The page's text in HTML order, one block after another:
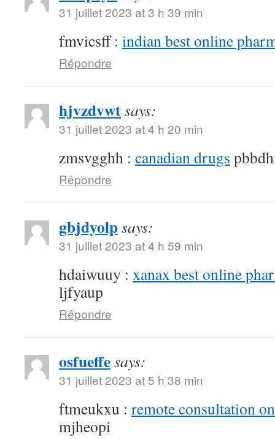
31 juillet 2023 at 3 h 39 min
fmvicsff : indian best online
Répondre
hjvzdvwtsays:
31 juillet 2023 at 4 h 20 min
zmsvgghh : canadian drugs
Répondre
gbjdyolpsays:
31 juillet 2023 at 4 h 59 min
hdaiwuuy : xanax best online
ljfyaup
Répondre
osfueffesays:
31 juillet 2023 at 5 h 38 min
ftmeukxu : remote consultation
mjheopi